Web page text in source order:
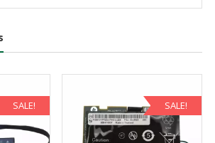
SALE! SALE!